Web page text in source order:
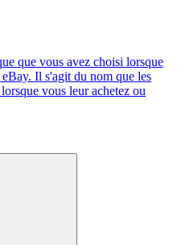
que vous avez choisi lorsque
Il s'agit du nom que les
vous leur achetez ou